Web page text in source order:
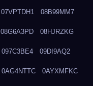
07VPTDH1 08B99MM7
08G6A3PD 08HJRZKG
097C3BE4 09DI9AQ2
0AG4NTTC 0AYXMFKC